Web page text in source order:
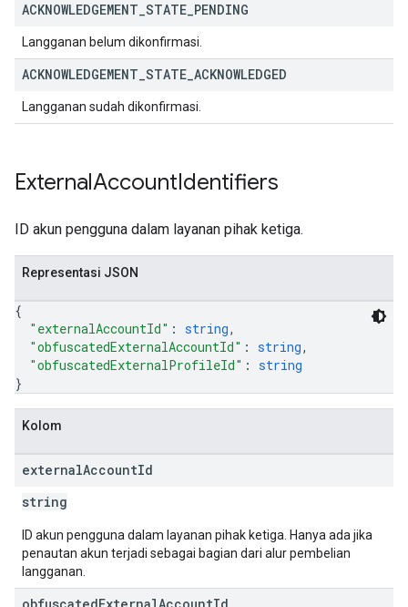
ACKNOWLEDGEMENT STATE PENDING
Langganan belum dikonfirmasi.
ACKNOWLEDGEMENT STATE ACKNOWLEDGED
Langganan sudah dikonfirmasi.
ExternalAccountIdentifiers
ID akun pengguna dalam layanan pihak ketiga.
Representasi JSON
{
"externalAccountId" : string,
"obfuscatedExternalAccountId" : string,
"obfuscatedExternalProfileId" : string
}
Kolom
externalAccountId
string
ID akun pengguna dalam layanan pihak ketiga. Hanya ada jika
penautan akun terjadi sebagai bagian dari alur pembelian
langganan.